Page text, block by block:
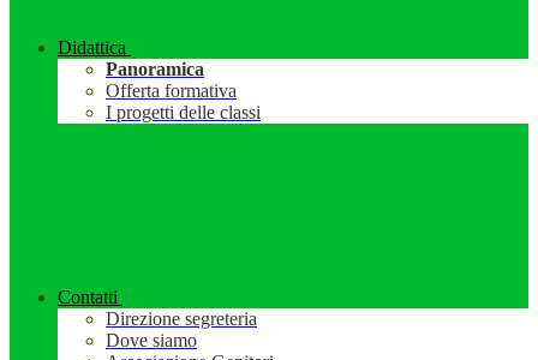
Didattica
Panoramica
Offerta formativa
I progetti delle classi
Contatti
Direzione segreteria
Dove siamo